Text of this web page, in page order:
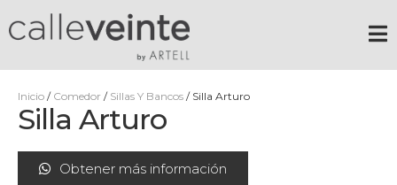
Inicio / Comedor / Sillas Y Bancos / Silla Arturo
Silla Arturo
Obtener más información